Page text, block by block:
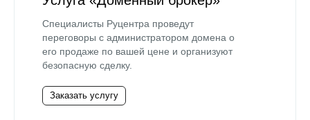
Специалисты Руцентра проведут
переговоры с администратором домена о
его продаже по вашей цене и организуют
безопасную сделку.
Заказать услугу